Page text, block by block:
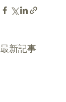
最新記事